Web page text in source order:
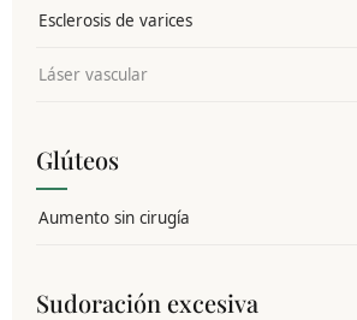
Esclerosis de varices
Láser vascular
Glúteos
Aumento sin cirugía
Sudoración excesiva